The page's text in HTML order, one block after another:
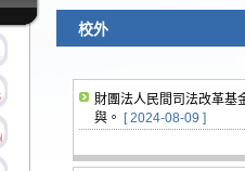
校外
財團法人民間司法改革基
與。
[ 2024-08-09 ]